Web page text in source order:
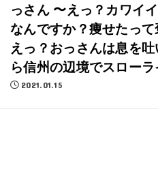
っさん 〜えっ？カワイ
なんですか？痩せたって
えっ？おっさんは息を
ら信州の辺境でスロー
2021.01.15